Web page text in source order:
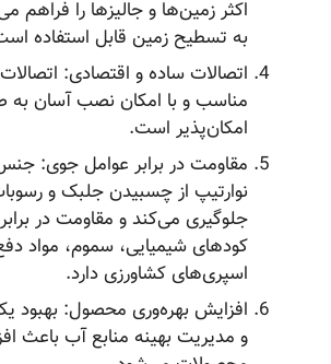
اکثر زمین‌ها و جالیزها را فراهم
به تسطیح زمین قابل استفاده است.
اتصالات ساده و اقتصادی: اتصالات
مناسب و با امکان نصب آسان به
امکان‌پذیر است.
مقاومت در برابر عوامل جوی: جنس
نوارتیپ از چسبیدن جلبک و رسوبات
کودهای شیمیایی، سموم، مواد دفع
اسپری‌های کشاورزی دارد.
افزایش بهره‌وری محصول: بهبود
و مدیریت بهینه منابع آب باعث